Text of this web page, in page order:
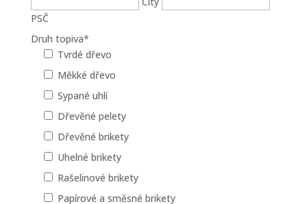
PSČ
Druh topiva*
Tvrdé dřevo
Měkké dřevo
Sypané uhlí
Dřevěné pelety
Dřevěné brikety
Uhelné brikety
Rašelinové brikety
Papírové a směsné brikety